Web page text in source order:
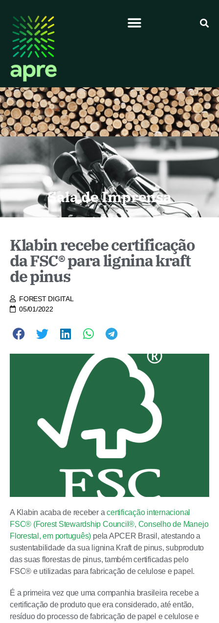
Sala de Imprensa
Klabin recebe certificação
da FSC® para lignina kraft
de pinus
FOREST DIGITAL
05/01/2022
A Klabin acaba de receber acertificação internacional
FSC® (Forest Stewardship Council®, Conselho de Manejo
Florestal, em português) pela APCER Brasil, atestando a
sustentabilidade da sua lignina Kraft de pinus, subproduto
das suas florestas de pinus, também certificadas pelo
FSC® e utilizadas para fabricação de celulose e papel.
É a primeira vez que uma companhia brasileira recebe a
certificação de produto que era considerado, até então,
resíduo do processo de fabricação de papel e celulose e